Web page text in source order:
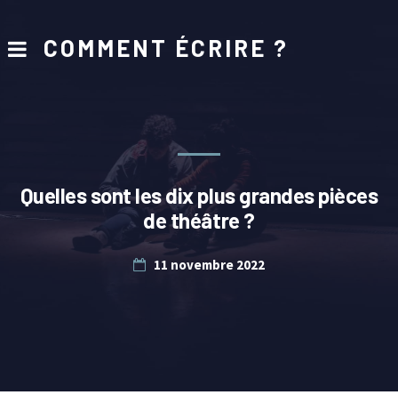
COMMENT ÉCRIRE ?
Quelles sont les dix plus grandes pièces
de théâtre ?
11 novembre 2022